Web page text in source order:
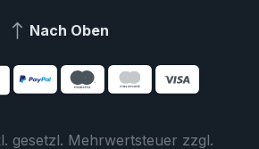
Nach Oben
gesetzl. Mehrwertsteuer zzgl.